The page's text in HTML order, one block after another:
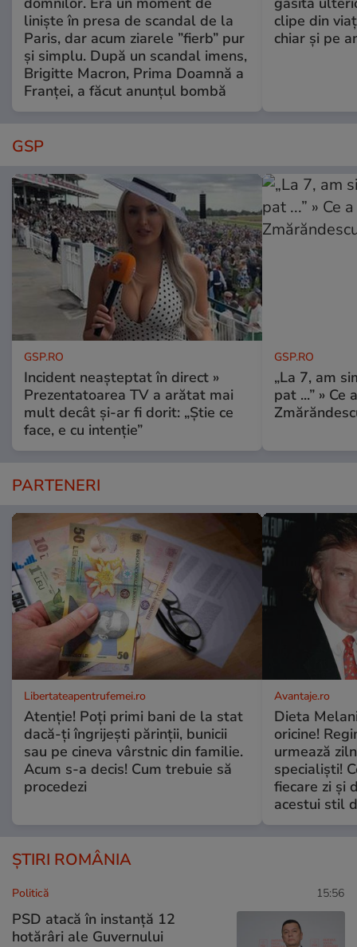
liniște în presa de scandal de la
Paris, dar acum ziarele ”fierb” pur
și simplu. După un scandal imens,
Brigitte Macron, Prima Doamnă a
Franței, a făcut anunțul bombă
clipe din
chiar și pe
GSP
GSP.RO
Incident neașteptat în direct »
Prezentatoarea TV a arătat mai
mult decât și-ar fi dorit: „Știe ce
face, e cu intenție”
GSP.RO
„La 7, am
pat ...” »
PARTENERI
Libertateapentrufemei.ro
Atenție! Poți primi bani de la stat
dacă-ți îngrijești părinții, bunicii
sau pe cineva vârstnic din familie.
Acum s-a decis! Cum trebuie să
procedezi
Avantaje.ro
Dieta
oricine!
urmează
specialiști!
fiecare zi și
acestui stil
ȘTIRI ROMÂNIA
Politică 15:56
PSD atacă în instanță 12
hotărâri ale Guvernului